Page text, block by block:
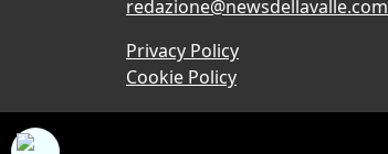
redazione@newsdellavalle.com
Privacy Policy
Cookie Policy